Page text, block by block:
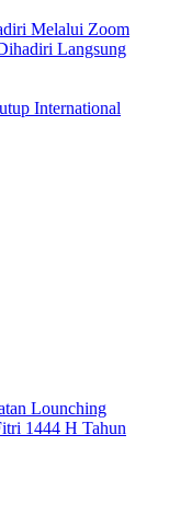
Melalui Zoom
Langsung
International
Lounching
1444 H Tahun